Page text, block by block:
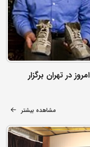
در تهران برگزار
مشاهده بیشتر